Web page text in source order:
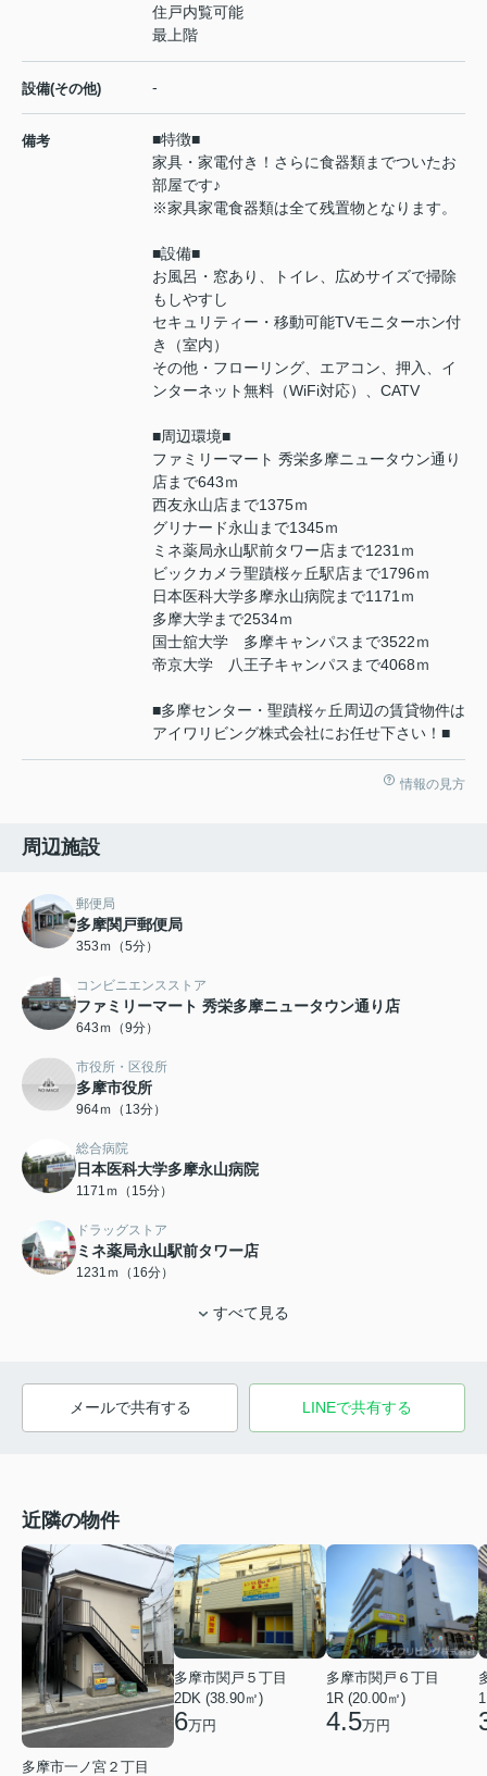
住戸内覧可能
最上階
設備(その他) -
備考
■特徴■
家具・家電付き！さらに食器類までついたお
部屋です♪
※家具家電食器類は全て残置物となります。
■設備■
お風呂・窓あり、トイレ、広めサイズで掃除
もしやすし
セキュリティー・移動可能TVモニターホン付
き（室内）
その他・フローリング、エアコン、押入、イ
ンターネット無料（WiFi対応）、CATV
■周辺環境■
ファミリーマート 秀栄多摩ニュータウン通り
店まで643ｍ
西友永山店まで1375ｍ
グリナード永山まで1345ｍ
ミネ薬局永山駅前タワー店まで1231ｍ
ビックカメラ聖蹟桜ヶ丘駅店まで1796ｍ
日本医科大学多摩永山病院まで1171ｍ
多摩大学まで2534ｍ
国士舘大学 多摩キャンパスまで3522ｍ
帝京大学 八王子キャンパスまで4068ｍ
■多摩センター・聖蹟桜ヶ丘周辺の賃貸物件は
アイワリビング株式会社にお任せ下さい！■
情報の見方
周辺施設
郵便局
多摩関戸郵便局
353ｍ（5分）
コンビニエンスストア
ファミリーマート 秀栄多摩ニュータウン通り店
643ｍ（9分）
市役所・区役所
多摩市役所
964ｍ（13分）
総合病院
日本医科大学多摩永山病院
1171ｍ（15分）
ドラッグストア
ミネ薬局永山駅前タワー店
1231ｍ（16分）
すべて見る
メールで共有する LINEで共有する
近隣の物件
多摩市一ノ宮２丁目
多摩市関戸５丁目
2DK (38.90㎡)
6万円
多摩市関戸６丁目
1R (20.00㎡)
4.5万円